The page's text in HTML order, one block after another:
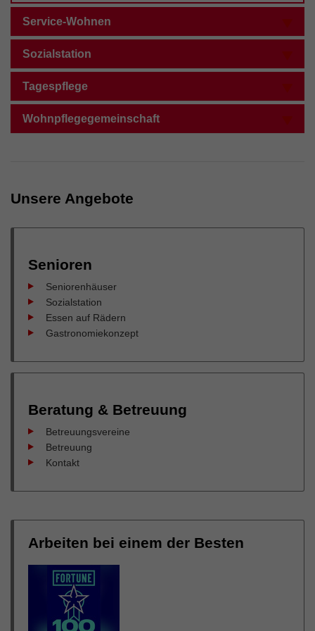
Service-Wohnen
Sozialstation
Tagespflege
Wohnpflegegemeinschaft
Unsere Angebote
Senioren
Seniorenhäuser
Sozialstation
Essen auf Rädern
Gastronomiekonzept
Beratung & Betreuung
Betreuungsvereine
Betreuung
Kontakt
Arbeiten bei einem der Besten
Externe Inhalte
Wir verwenden auf unserer Website externe Inhalte, um
Ihnen zusätzliche Informationen anzubieten.